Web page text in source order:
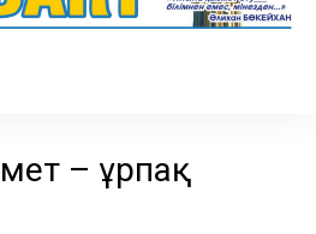
– ұрпақ